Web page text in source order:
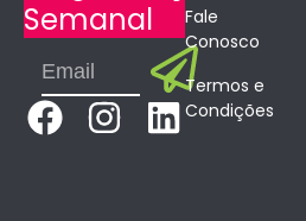
Semanal
Submit
F
I
L
Fale
Conosco
Termos e
Condições